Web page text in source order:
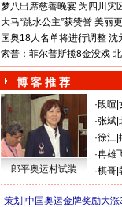
梦八出席慈善晚宴 为四川灾
大马“跳水公主”获赞誉 美丽
国奥18人名单将进行调整 沈
索普：菲尔普斯揽8金没戏
博 客 推 荐
郎平奥运村试装
·段暄
·张斌
·徐江
·冉雄
·棋哥
策划| 中国奥运金牌奖励大涨